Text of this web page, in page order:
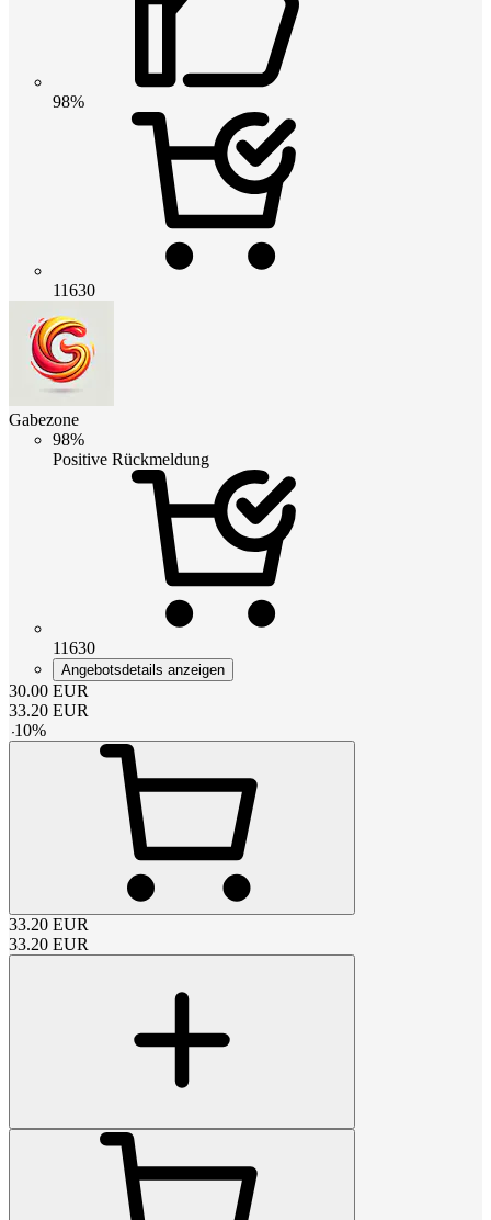
98%
11630
Gabezone
98%
Positive Rückmeldung
11630
Angebotsdetails anzeigen
30.00 EUR
33.20 EUR
-10%
33.20 EUR
33.20 EUR